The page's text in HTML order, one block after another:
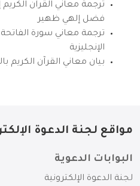
ترجمة معاني القرآن الكريم
فضل إلهي ظهير
ترجمة معاني سورة الفاتحة
الإنجليزية
بيان معاني القرآن الكريم
مواقع لجنة الدعوة
البوابات الدعوية
لجنة الدعوة الإلكترونية